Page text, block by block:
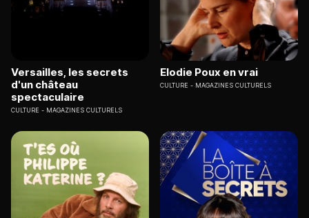
Versailles, les secrets
d'un château
spectaculaire
CULTURE MAGAZINES CULTURELS
Elodie Poux en vrai
CULTURE MAGAZINES CULTURELS